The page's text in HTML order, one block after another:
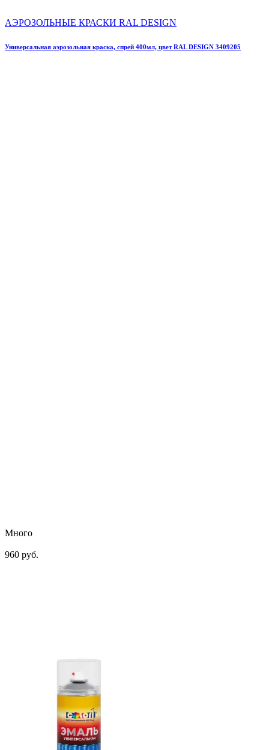
АЭРОЗОЛЬНЫЕ КРАСКИ RAL DESIGN
Универсальная аэрозольная краска, спрей 400мл, цвет RAL DESIGN 3409205
Много
960 руб.